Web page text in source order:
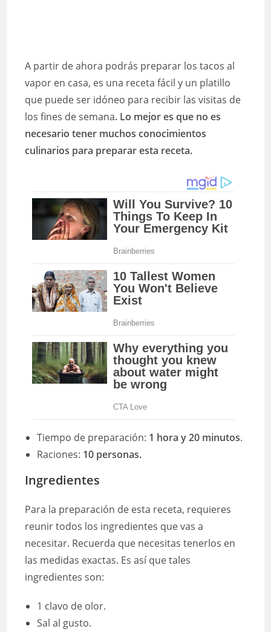
A partir de ahora podrás preparar los tacos al
vapor en casa, es una receta fácil y un platillo
que puede ser idóneo para recibir las visitas de
los fines de semana. Lo mejor es que no es
necesario tener muchos conocimientos
culinarios para preparar esta receta.
Tiempo de preparación: 1 hora y 20 minutos.
Raciones: 10 personas.
Ingredientes
Para la preparación de esta receta, requieres
reunir todos los ingredientes que vas a
necesitar. Recuerda que necesitas tenerlos en
las medidas exactas. Es así que tales
ingredientes son:
1 clavo de olor.
Sal al gusto.